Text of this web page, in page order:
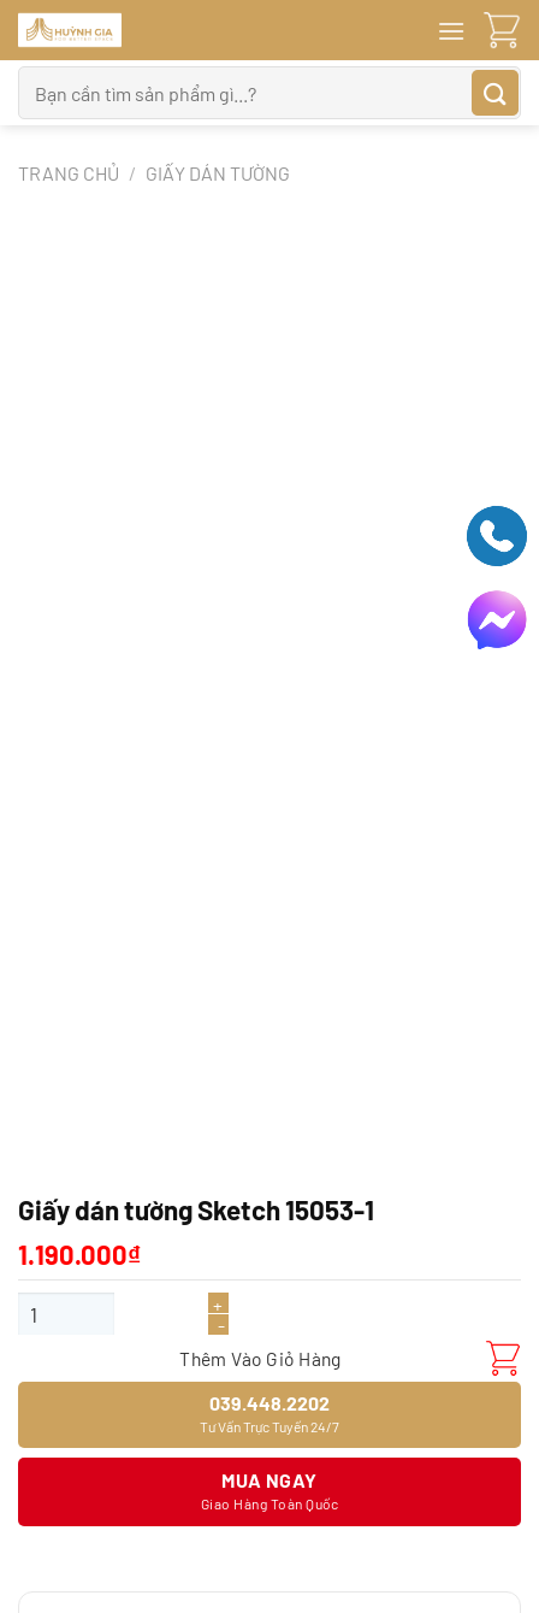
Bỏ
qua
nội
dung
kiếm:
TRANG CHỦ / GIẤY DÁN TƯỜNG
Giấy dán tường Sketch 15053-1
1.190.000₫
Giấy dán tường Sketch 15053-1 số lượng
Thêm Vào Giỏ Hàng
039.448.2202
Tư Vấn Trực Tuyến 24/7
MUA NGAY
Giao Hàng Toàn Quốc